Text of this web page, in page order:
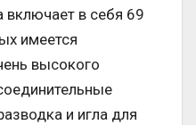
включает в себя 69
имеется
высокого
и игла для